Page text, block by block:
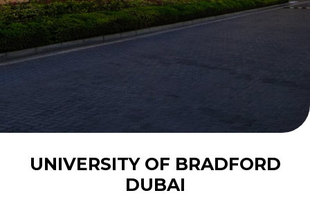
UNIVERSITY OF BRADFORD
DUBAI